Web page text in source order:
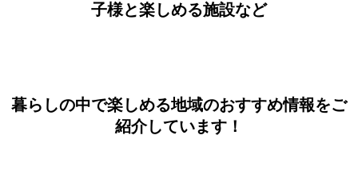
子様と楽しめる施設など
暮らしの中で楽しめる地域のおすすめ情報をご
紹介しています！